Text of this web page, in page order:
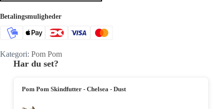
Betalingsmuligheder
Kategori: Pom Pom
Har du set?
Pom Pom Skindfutter - Chelsea - Dust